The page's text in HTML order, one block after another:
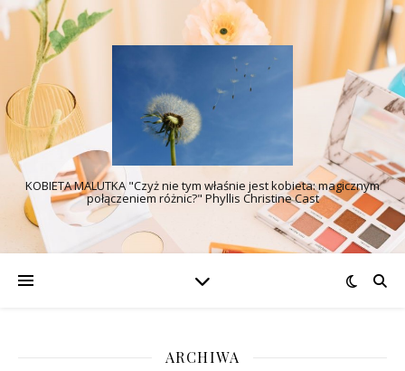
KOBIETA MALUTKA "Czyż nie tym właśnie jest kobieta: magicznym
połączeniem różnic?" Phyllis Christine Cast
ARCHIWA